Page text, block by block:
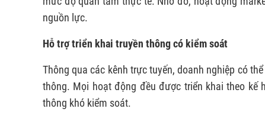
nguồn lực.
Hỗ trợ triển khai truyền thông có kiểm soát
Thông qua các kênh trực tuyến, doanh nghiệp có
thông. Mọi hoạt động đều được triển khai theo kế
thông khó kiểm soát.